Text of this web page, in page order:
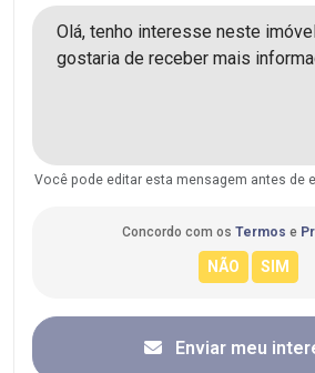
Você pode editar esta mensagem antes de
Concordo com os Termos e
Enviar meu